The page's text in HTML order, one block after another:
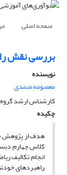
صفحه اصلی
بررسی نقش
نویسنده
معصومه صمدی
کارشناس ارشد
چکیده
هدف از پژوهش
انجام تکالیف
راهبردهای